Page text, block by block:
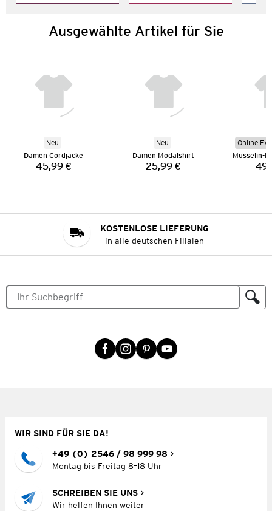
Ausgewählte Artikel für Sie
Neu
Damen Cordjacke
Preis:
45,99 €
Neu
Damen Modalshirt
Preis:
25,99 €
Online
KOSTENLOSE LIEFERUNG
in alle deutschen Filialen
WIR SIND FÜR SIE DA!
+49 (0) 2546 / 98 999 98
Montag bis Freitag 8–18 Uhr
SCHREIBEN SIE UNS
Wir helfen Ihnen weiter